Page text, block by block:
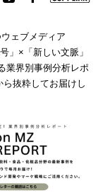
ェブメディア
」×「新しい文脈」
業界別事例分析レポ
抜粋してお届けし